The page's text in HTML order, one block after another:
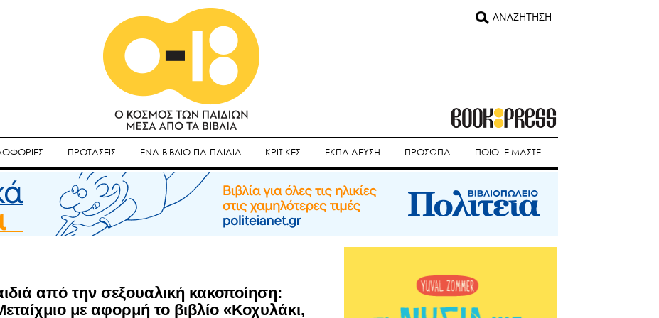
ΠΡΟΤΑΣΕΙΣ ΕΝΑ ΒΙΒΛΙΟ ΓΙΑ ΠΑΙΔΙΑ ΚΡΙΤΙΚΕΣ ΕΚΠΑΙΔΕΥΣΗ ΠΡΟΣΩΠΑ ΠΟΙΟΙ ΕΙΜΑΣΤΕ
από την σεξουαλική κακοποίηση:
με αφορμή το βιβλίο «Κοχυλάκι,